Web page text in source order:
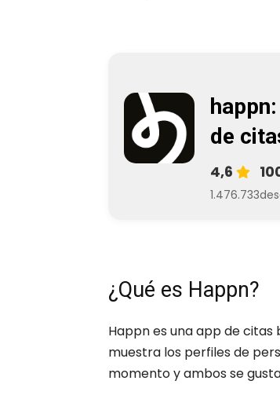
de
4,6
1.476.733
¿Qué es Happn?
Happn es una app de
muestra los perfiles de
momento y ambos se